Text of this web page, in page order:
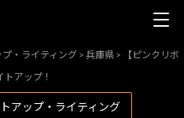
プ・ライティング >兵庫県 >
【ピンクリボ
アップ！
アップ・ライティング